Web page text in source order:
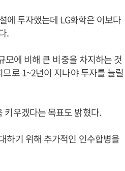
에 투자했는데 LG화학은 이보다
.
모에 비해 큰 비중을 차지하는 것
로 1~2년이 지나야 투자를 늘릴
키우겠다는 목표도 밝혔다.
하기 위해 추가적인 인수합병을